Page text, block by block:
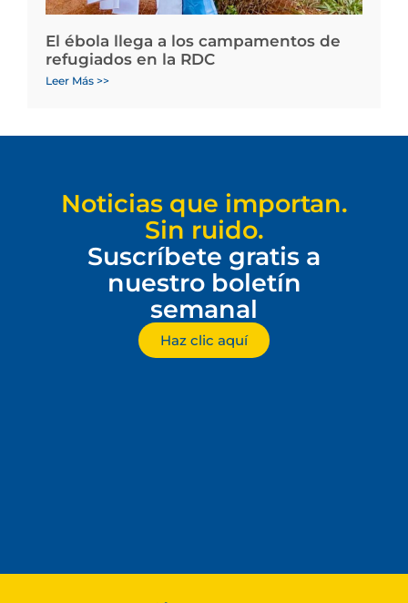
El ébola llega a los campamentos de
refugiados en la RDC
Leer Más >>
Noticias que importan.
Sin ruido.
Suscríbete gratis a
nuestro boletín
semanal
Haz clic aquí